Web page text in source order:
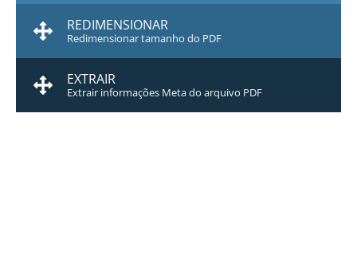
REDIMENSIONAR
Redimensionar tamanho do PDF
EXTRAIR
Extrair informações Meta do arquivo PDF